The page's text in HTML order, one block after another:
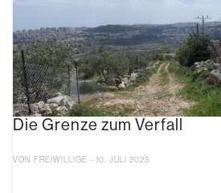
Die Grenze zum Verfall
VON FREIWILLIGE - 10. JULI 2023